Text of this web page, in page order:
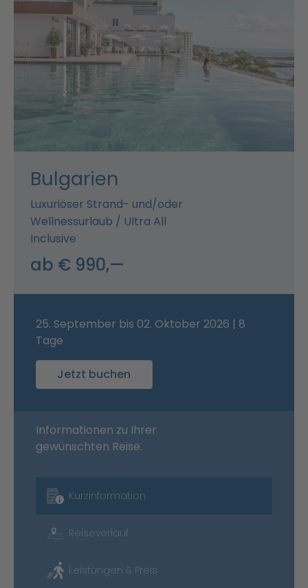
Bulgarien
Luxuriöser Strand- und/oder
Wellnessurlaub / Ultra All
Inclusive
ab € 990,—
25. September bis 02. Oktober 2026 | 8
Tage
Jetzt buchen
Informationen zu Ihrer
gewünschten Reise.
Kurzinformation
Reiseverlauf
Leistungen & Preis